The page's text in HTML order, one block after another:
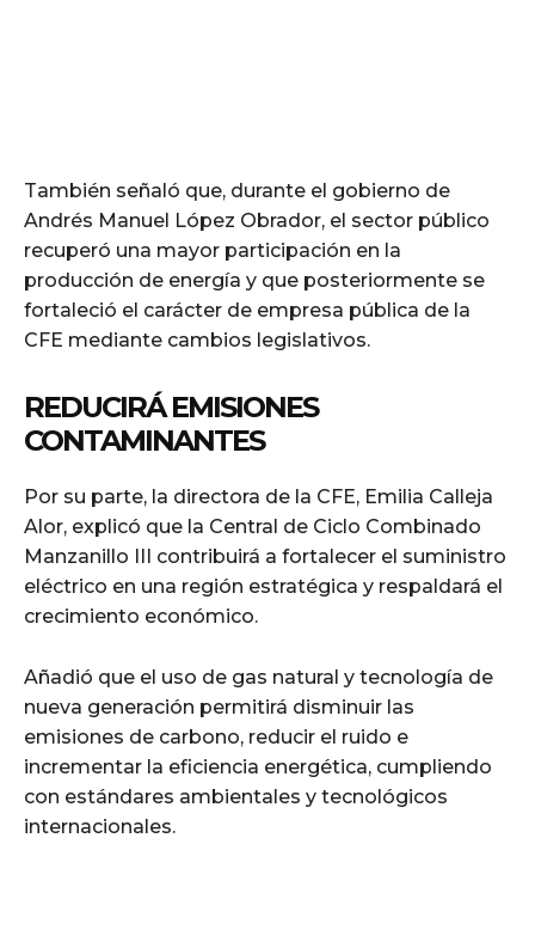
También señaló que, durante el gobierno de
Andrés Manuel López Obrador, el sector público
recuperó una mayor participación en la
producción de energía y que posteriormente se
fortaleció el carácter de empresa pública de la
CFE mediante cambios legislativos.
REDUCIRÁ EMISIONES
CONTAMINANTES
Por su parte, la directora de la CFE, Emilia Calleja
Alor, explicó que la Central de Ciclo Combinado
Manzanillo III contribuirá a fortalecer el suministro
eléctrico en una región estratégica y respaldará el
crecimiento económico.
Añadió que el uso de gas natural y tecnología de
nueva generación permitirá disminuir las
emisiones de carbono, reducir el ruido e
incrementar la eficiencia energética, cumpliendo
con estándares ambientales y tecnológicos
internacionales.